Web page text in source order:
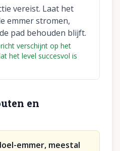
vereist. Laat het
emmer stromen,
pad behouden blijft.
verschijnt op het
het level succesvol is
en
emmer, meestal